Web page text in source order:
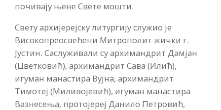
почивају њене Свете мошти.
Свету архијерејску литургију служио је
Високопреосвећени Митрополит жички г.
Јустин. Саслуживали су архимандрит Дамјан
(Цветковић), архимандрит Сава (Илић),
игуман манастира Вујна, архимандрит
Тимотеј (Миливојевић), игуман манастира
Вазнесења, протојереј Данило Петровић,